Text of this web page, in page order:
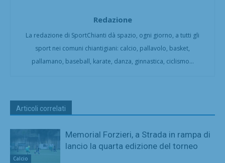
Redazione
La redazione di SportChianti dà spazio, ogni giorno, a tutti gli
sport nei comuni chiantigiani: calcio, pallavolo, basket,
pallamano, baseball, karate, danza, ginnastica, ciclismo...
Articoli correlati
Calcio
Memorial Forzieri, a Strada in rampa di
lancio la quarta edizione del torneo